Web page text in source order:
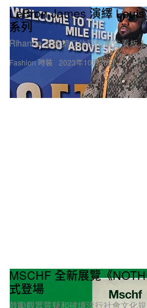
Fashion 時裝
LeBron James 演繹
系列
Rihanna 之後第二位巨型廣告看板人
2023年10月26日
MSCHF 全新展覽《
式登場
鼓勵觀眾質疑和破壞流行社會文化規